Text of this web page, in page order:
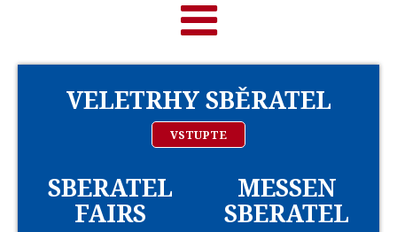
VELETRHY SBĚRATEL
VSTUPTE
SBERATEL
FAIRS
MESSEN
SBERATEL